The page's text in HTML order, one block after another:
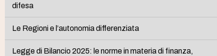
difesa
Le Regioni e l’autonomia differenziata
Legge di Bilancio 2025: le norme in materia di finanza,